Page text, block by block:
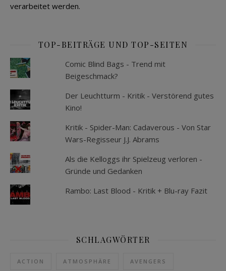
verarbeitet werden.
TOP-BEITRÄGE UND TOP-SEITEN
Comic Blind Bags - Trend mit
Beigeschmack?
Der Leuchtturm - Kritik - Verstörend gutes
Kino!
Kritik - Spider-Man: Cadaverous - Von Star
Wars-Regisseur J.J. Abrams
Als die Kelloggs ihr Spielzeug verloren -
Gründe und Gedanken
Rambo: Last Blood - Kritik + Blu-ray Fazit
SCHLAGWÖRTER
ACTION ATMOSPHÄRE AVENGERS